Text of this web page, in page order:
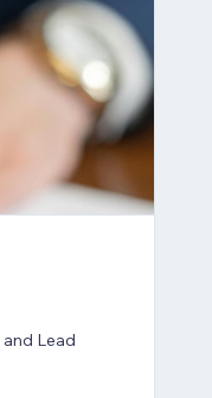
Lead